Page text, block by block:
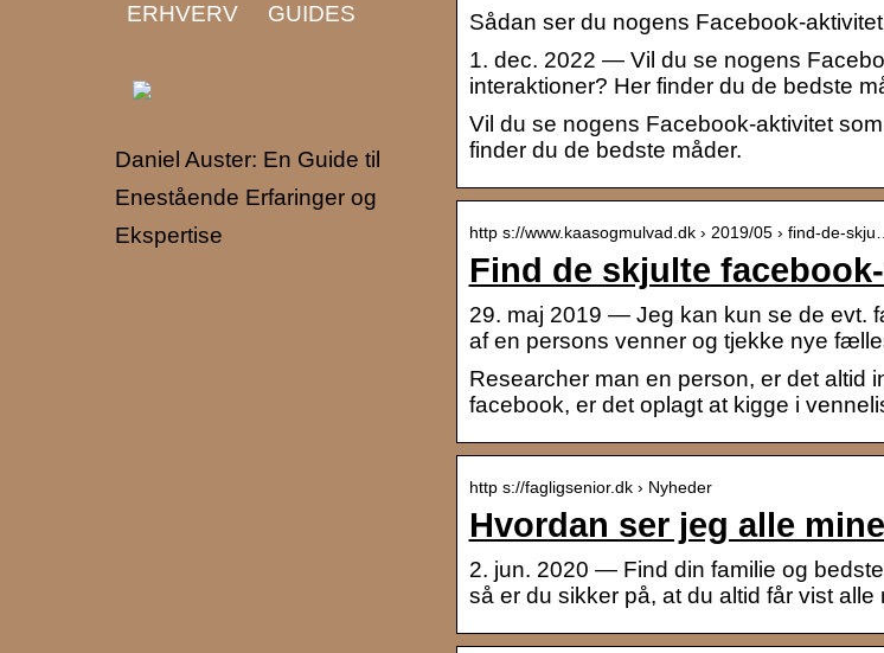
Sådan ser du nogens Facebook-
1. dec. 2022 — Vil du se nogens
interaktioner? Her finder du de bedste
Vil du se nogens Facebook-aktivitet
finder du de bedste måder.
http s://www.kaasogmulvad.dk › 2019/05 › find-de-skju…
Find de skjulte
29. maj 2019 — Jeg kan kun se de evt.
af en persons venner og tjekke nye
Researcher man en person, er det
facebook, er det oplagt at kigge i
http s://fagligsenior.dk › Nyheder
Hvordan ser jeg alle
2. jun. 2020 — Find din familie og
så er du sikker på, at du altid får vist
ERHVERV
GUIDES
Daniel Auster: En Guide til
Enestående Erfaringer og
Ekspertise